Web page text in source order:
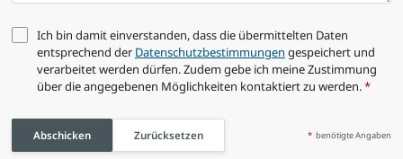
Ich bin damit einverstanden, dass die übermittelten Daten
entsprechend der Datenschutzbestimmungen gespeichert und
verarbeitet werden dürfen. Zudem gebe ich meine Zustimmung
über die angegebenen Möglichkeiten kontaktiert zu werden.*
Abschicken Zurücksetzen * benötigte Angaben